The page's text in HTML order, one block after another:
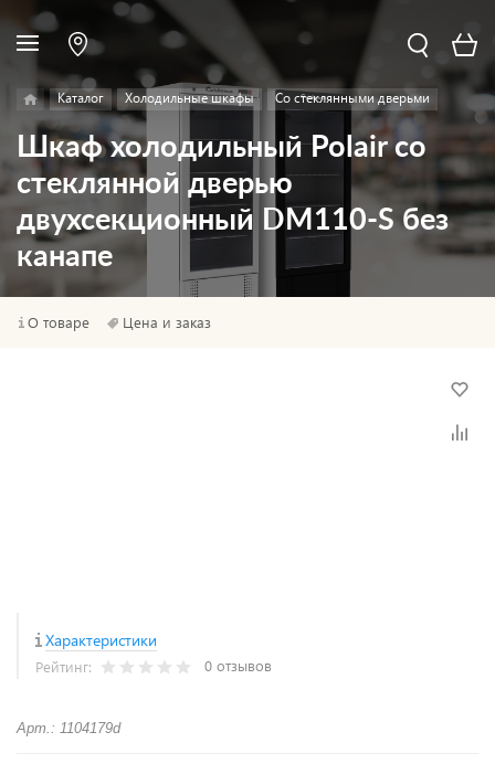
Каталог Холодильные шкафы Со стеклянными дверьми
Шкаф холодильный Polair со
стеклянной дверью
двухсекционный DM110-S без
канапе
О товаре Цена и заказ
Характеристики
Рейтинг: 0 отзывов
Арт.: 1104179d